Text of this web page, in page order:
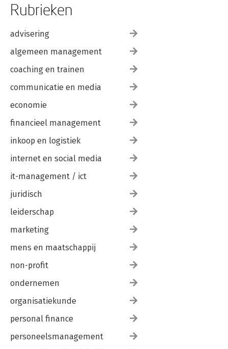
Rubrieken
advisering
algemeen management
coaching en trainen
communicatie en media
economie
financieel management
inkoop en logistiek
internet en social media
it-management / ict
juridisch
leiderschap
marketing
mens en maatschappij
non-profit
ondernemen
organisatiekunde
personal finance
personeelsmanagement